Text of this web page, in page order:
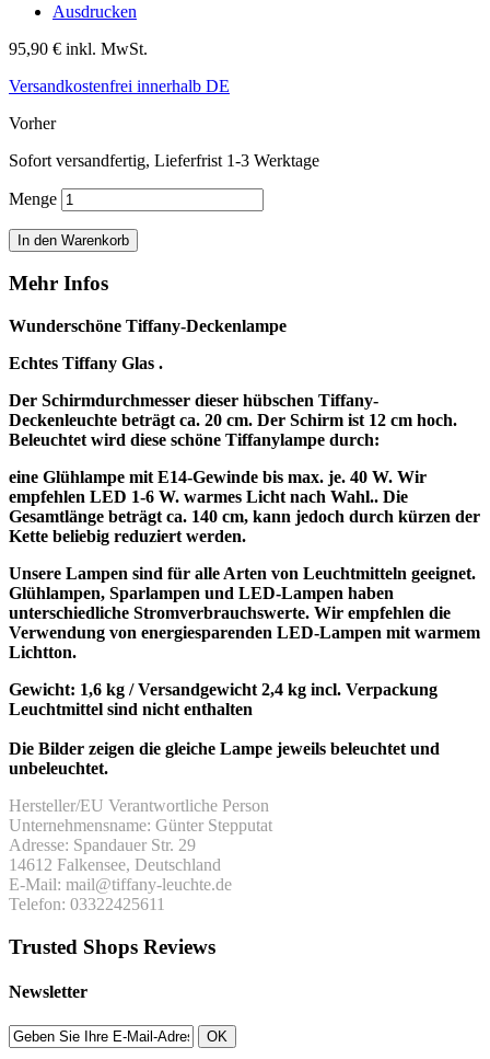
Ausdrucken
95,90 € inkl. MwSt.
Versandkostenfrei innerhalb DE
Vorher
Sofort versandfertig, Lieferfrist 1-3 Werktage
Menge
In den Warenkorb
Mehr Infos
Wunderschöne Tiffany-Deckenlampe
Echtes Tiffany Glas .
Der Schirmdurchmesser dieser hübschen Tiffany-
Deckenleuchte beträgt ca. 20 cm. Der Schirm ist 12 cm hoch.
Beleuchtet wird diese schöne Tiffanylampe durch:
eine Glühlampe mit E14-Gewinde bis max. je. 40 W. Wir
empfehlen LED 1-6 W. warmes Licht nach Wahl.. Die
Gesamtlänge beträgt ca. 140 cm, kann jedoch durch kürzen der
Kette beliebig reduziert werden.
Unsere Lampen sind für alle Arten von Leuchtmitteln geeignet.
Glühlampen, Sparlampen und LED-Lampen haben
unterschiedliche Stromverbrauchswerte. Wir empfehlen die
Verwendung von energiesparenden LED-Lampen mit warmem
Lichtton.
Gewicht: 1,6 kg / Versandgewicht 2,4 kg incl. Verpackung
Leuchtmittel sind nicht enthalten
Die Bilder zeigen die gleiche Lampe jeweils beleuchtet und
unbeleuchtet.
Hersteller/EU Verantwortliche Person
Unternehmensname: Günter Stepputat
Adresse: Spandauer Str. 29
14612 Falkensee, Deutschland
E-Mail: mail@tiffany-leuchte.de
Telefon: 03322425611
Trusted Shops Reviews
Newsletter
OK